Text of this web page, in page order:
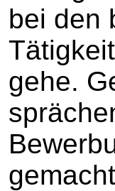
bei den
gehe.